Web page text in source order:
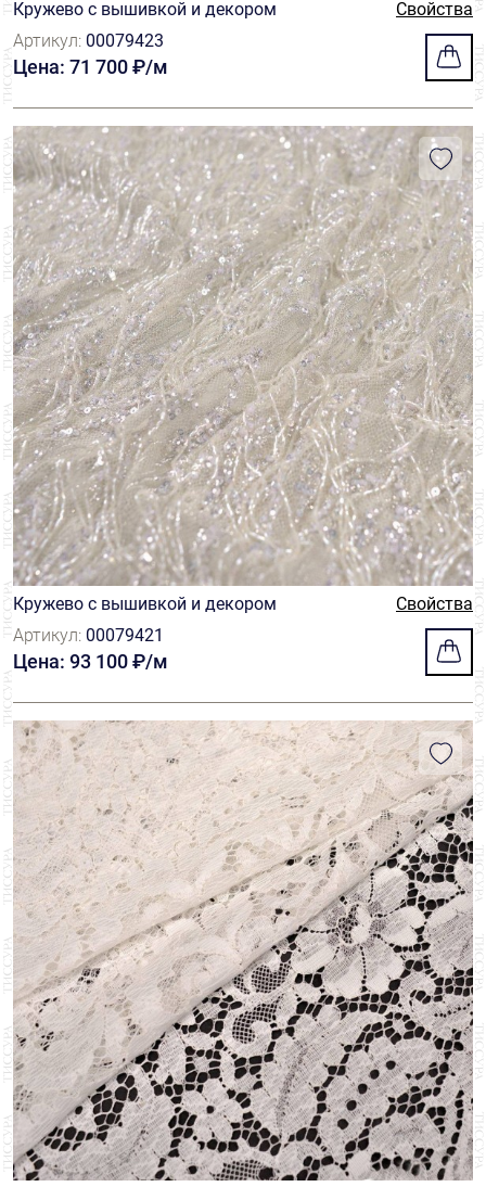
Кружево с вышивкой и декором
Свойства
Артикул: 00079423
Цена: 71 700 ₽/м
Кружево с вышивкой и декором
Свойства
Артикул: 00079421
Цена: 93 100 ₽/м